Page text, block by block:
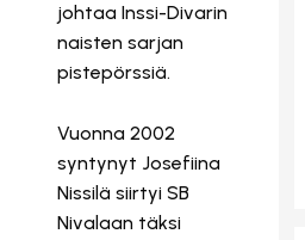
johtaa Inssi-Divarin
naisten sarjan
pistepörssiä.
Vuonna 2002
syntynyt Josefiina
Nissilä siirtyi SB
Nivalaan täksi